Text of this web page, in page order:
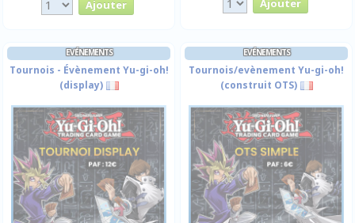
EVÉNEMENTS
Tournois - Évènement Yu-gi-oh!
(display)
EVÉNEMENTS
Tournois/evènement Yu-gi-oh!
(construit OTS)